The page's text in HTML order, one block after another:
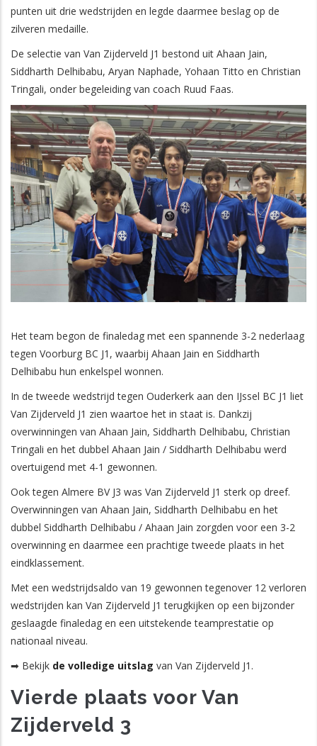
punten uit drie wedstrijden en legde daarmee beslag op de
zilveren medaille.
De selectie van Van Zijderveld J1 bestond uit Ahaan Jain,
Siddharth Delhibabu, Aryan Naphade, Yohaan Titto en Christian
Tringali, onder begeleiding van coach Ruud Faas.
Het team begon de finaledag met een spannende 3-2 nederlaag
tegen Voorburg BC J1, waarbij Ahaan Jain en Siddharth
Delhibabu hun enkelspel wonnen.
In de tweede wedstrijd tegen Ouderkerk aan den IJssel BC J1 liet
Van Zijderveld J1 zien waartoe het in staat is. Dankzij
overwinningen van Ahaan Jain, Siddharth Delhibabu, Christian
Tringali en het dubbel Ahaan Jain / Siddharth Delhibabu werd
overtuigend met 4-1 gewonnen.
Ook tegen Almere BV J3 was Van Zijderveld J1 sterk op dreef.
Overwinningen van Ahaan Jain, Siddharth Delhibabu en het
dubbel Siddharth Delhibabu / Ahaan Jain zorgden voor een 3-2
overwinning en daarmee een prachtige tweede plaats in het
eindklassement.
Met een wedstrijdsaldo van 19 gewonnen tegenover 12 verloren
wedstrijden kan Van Zijderveld J1 terugkijken op een bijzonder
geslaagde finaledag en een uitstekende teamprestatie op
nationaal niveau.
➡ Bekijk de volledige uitslag van Van Zijderveld J1.
Vierde plaats voor Van
Zijderveld 3